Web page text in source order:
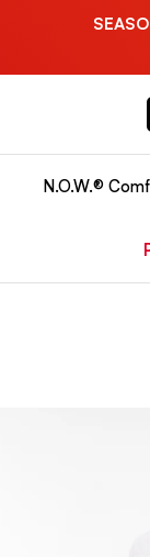
N.O.W.®